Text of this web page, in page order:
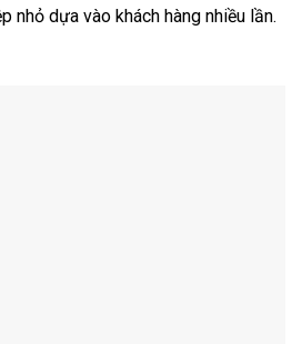
nhỏ dựa vào khách hàng nhiều lần.